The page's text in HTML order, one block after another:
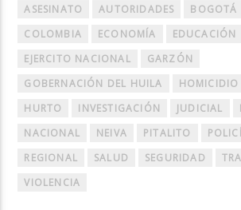
ASESINATO AUTORIDADES BOGOTÁ
COLOMBIA
ECONOMÍA
EDUCACIÓN
EJERCITO NACIONAL
GARZÓN
GOBERNACIÓN DEL HUILA
HOMICIDIO
HURTO
INVESTIGACIÓN JUDICIAL
NACIONAL
NEIVA PITALITO
REGIONAL
SALUD SEGURIDAD
VIOLENCIA